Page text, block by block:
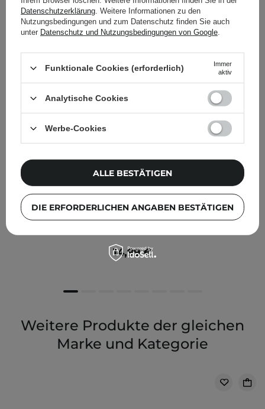
Anua - Rice 70 Intensive Moisturizing Milk - Intensiv
14,99 €
Weitere Produkte der gleichen
Marke und Kategorie
Datenschutzerklärung . Weitere Informationen zu den
Nutzungsbedingungen und zum Datenschutz finden Sie auch
unter Datenschutz und Nutzungsbedingungen von Google
Funktionale Cookies (erforderlich)
Immer
aktiv
Analytische Cookies
Werbe-Cookies
DIE ERFORDERLICHEN ANGABEN BESTÄTIGEN
ALLE BESTÄTIGEN